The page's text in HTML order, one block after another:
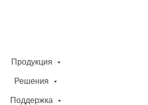
Продукция
Решения
Поддержка